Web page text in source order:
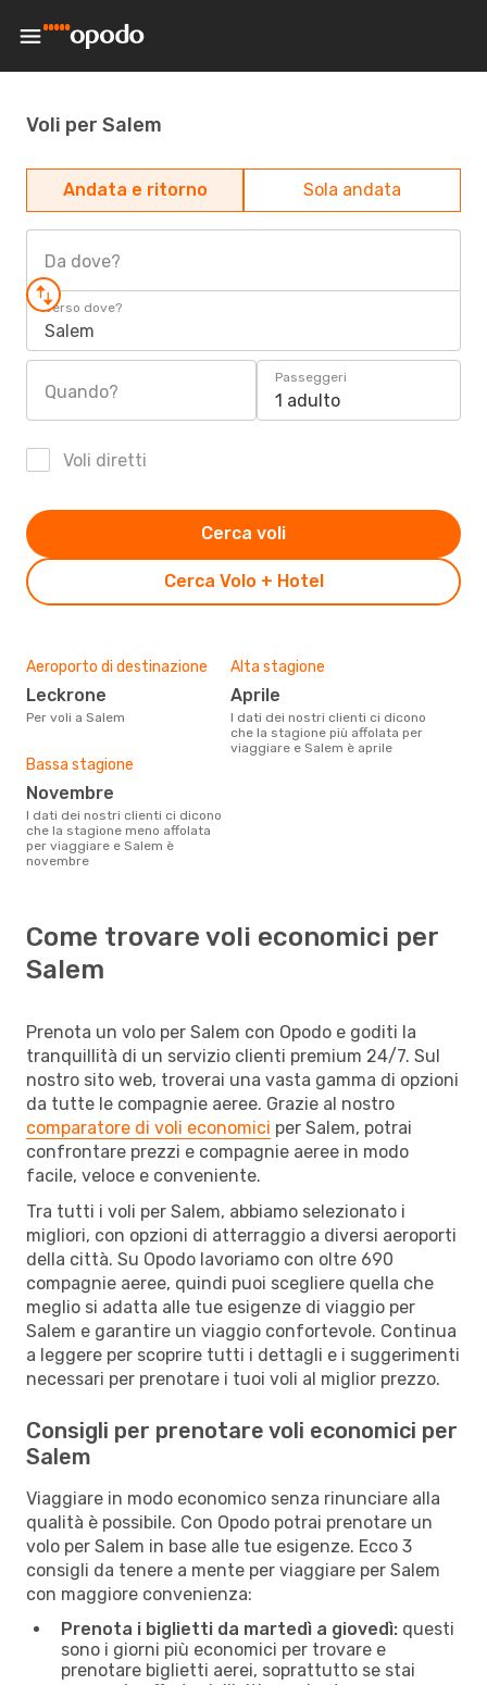
Voli per Salem
Andata e ritorno Sola andata
Da dove?
Verso dove?
Salem
Quando?
Passeggeri
1 adulto
Voli diretti
Cerca Volo + Hotel
Cerca voli
Aeroporto di destinazione
Leckrone
Per voli a Salem
Alta stagione
aprile
I dati dei nostri clienti ci dicono
che la stagione più affolata per
viaggiare e Salem è aprile
Bassa stagione
novembre
I dati dei nostri clienti ci dicono
che la stagione meno affolata
per viaggiare e Salem è
novembre
Come trovare voli economici per
Salem
Prenota un volo per Salem con Opodo e goditi la
tranquillità di un servizio clienti premium 24/7. Sul
nostro sito web, troverai una vasta gamma di opzioni
da tutte le compagnie aeree. Grazie al nostro
comparatore di voli economici per Salem, potrai
confrontare prezzi e compagnie aeree in modo
facile, veloce e conveniente.
Tra tutti i voli per Salem, abbiamo selezionato i
migliori, con opzioni di atterraggio a diversi aeroporti
della città. Su Opodo lavoriamo con oltre 690
compagnie aeree, quindi puoi scegliere quella che
meglio si adatta alle tue esigenze di viaggio per
Salem e garantire un viaggio confortevole. Continua
a leggere per scoprire tutti i dettagli e i suggerimenti
necessari per prenotare i tuoi voli al miglior prezzo.
Consigli per prenotare voli economici per
Salem
Viaggiare in modo economico senza rinunciare alla
qualità è possibile. Con Opodo potrai prenotare un
volo per Salem in base alle tue esigenze. Ecco 3
consigli da tenere a mente per viaggiare per Salem
con maggiore convenienza:
Prenota i biglietti da martedì a giovedì: questi
sono i giorni più economici per trovare e
prenotare biglietti aerei, soprattutto se stai